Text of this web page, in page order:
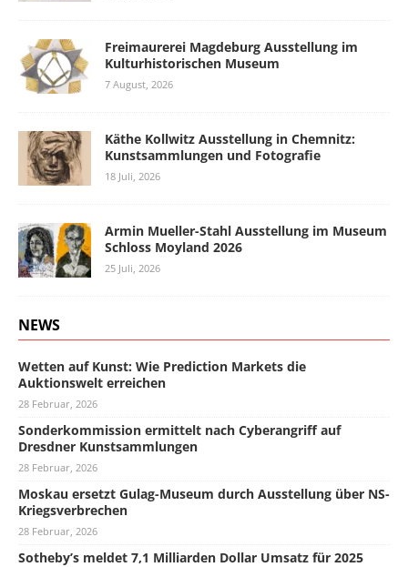
Freimaurerei Magdeburg Ausstellung im
Kulturhistorischen Museum
7 August, 2026
Käthe Kollwitz Ausstellung in Chemnitz:
Kunstsammlungen und Fotografie
18 Juli, 2026
Armin Mueller-Stahl Ausstellung im Museum
Schloss Moyland 2026
25 Juli, 2026
NEWS
Wetten auf Kunst: Wie Prediction Markets die
Auktionswelt erreichen
28 Februar, 2026
Sonderkommission ermittelt nach Cyberangriff auf
Dresdner Kunstsammlungen
28 Februar, 2026
Moskau ersetzt Gulag-Museum durch Ausstellung über NS-
Kriegsverbrechen
28 Februar, 2026
Sotheby’s meldet 7,1 Milliarden Dollar Umsatz für 2025